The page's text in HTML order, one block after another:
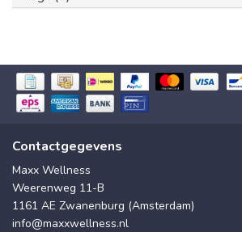
Contactgegevens
Maxx Wellness
Weerenweg 11-B
1161 AE Zwanenburg (Amsterdam)
info@maxxwellness.nl